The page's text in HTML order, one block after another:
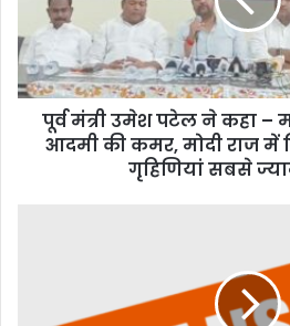
पूर्व मंत्री उमेश पटेल ने कहा –
आदमी की कमर, मोदी राज में
गृहिणियां सबसे